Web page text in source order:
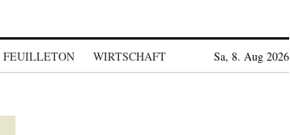
FEUILLETON WIRTSCHAFT Sa, 8. Aug 2026